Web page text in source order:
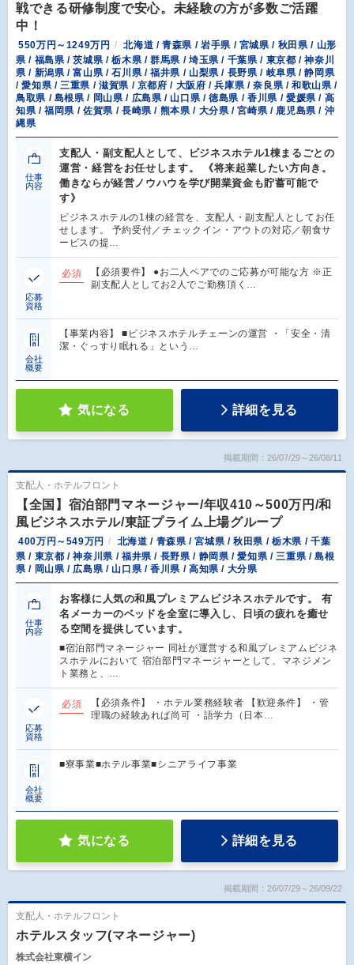
戦できる研修制度で安心。未経験の方が多数ご活躍
中！
550万円～1249万円
北海道 / 青森県 / 岩手県 / 宮城県 / 秋田県 / 山形
県 / 福島県 / 茨城県 / 栃木県 / 群馬県 / 埼玉県 / 千葉県 / 東京都 / 神奈川
県 / 新潟県 / 富山県 / 石川県 / 福井県 / 山梨県 / 長野県 / 岐阜県 / 静岡県
/ 愛知県 / 三重県 / 滋賀県 / 京都府 / 大阪府 / 兵庫県 / 奈良県 / 和歌山県 /
鳥取県 / 島根県 / 岡山県 / 広島県 / 山口県 / 徳島県 / 香川県 / 愛媛県 / 高
知県 / 福岡県 / 佐賀県 / 長崎県 / 熊本県 / 大分県 / 宮崎県 / 鹿児島県 / 沖
縄県
仕事
内容
支配人・副支配人として、ビジネスホテル1棟まるごとの
運営・経営をお任せします。 《将来起業したい方向き。
働きならが経営ノウハウを学び開業資金も貯蓄可能で
す》
ビジネスホテルの1棟の経営を、支配人・副支配人としてお任
せします。 予約受付／チェックイン・アウトの対応／朝食サ
ービスの提…
応募
資格
必須
【必須要件】 ●お二人ペアでのご応募が可能な方 ※正
副支配人としてお2人でご勤務頂く…
会社
概要
【事業内容】 ■ビジネスホテルチェーンの運営 ・「安全・清
潔・ぐっすり眠れる」という…
気になる 詳細を見る
掲載期間：26/07/29～26/08/11
支配人・ホテルフロント
【全国】宿泊部門マネージャー/年収410～500万円/和
風ビジネスホテル/東証プライム上場グループ
400万円～549万円
北海道 / 青森県 / 宮城県 / 秋田県 / 栃木県 / 千葉
県 / 東京都 / 神奈川県 / 福井県 / 長野県 / 静岡県 / 愛知県 / 三重県 / 島根
県 / 岡山県 / 広島県 / 山口県 / 香川県 / 高知県 / 大分県
仕事
内容
お客様に人気の和風プレミアムビジネスホテルです。 有
名メーカーのベッドを全室に導入し、日頃の疲れを癒せ
る空間を提供しています。
■宿泊部門マネージャー 同社が運営する和風プレミアムビジネ
スホテルにおいて 宿泊部門マネージャーとして、マネジメン
ト業務と、…
応募
資格
必須
【必須条件】 ・ホテル業務経験者 【歓迎条件】 ・管
理職の経験あれば尚可 ・語学力（日本…
会社
概要
■寮事業■ホテル事業■シニアライフ事業
気になる 詳細を見る
掲載期間：26/07/29～26/09/22
支配人・ホテルフロント
ホテルスタッフ(マネージャー)
株式会社東横イン